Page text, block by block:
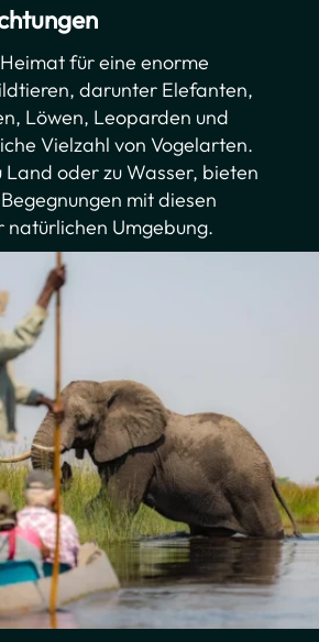
für eine enorme
darunter Elefanten,
Löwen, Leoparden und
Vielzahl von Vogelarten.
Land oder zu Wasser, bieten
mit diesen
natürlichen Umgebung.